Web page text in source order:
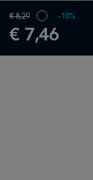
€ 8,29
€ 7,46
−10%